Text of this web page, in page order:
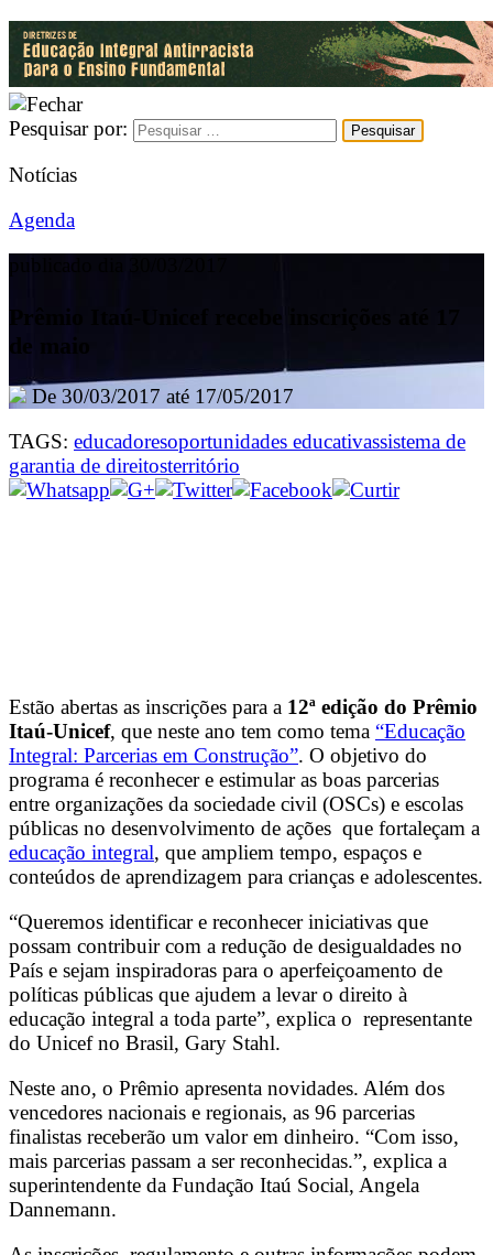
Pesquisar por:
Notícias
Agenda
publicado dia 30/03/2017
Prêmio Itaú-Unicef recebe inscrições até 17
de maio
De 30/03/2017 até 17/05/2017
TAGS: educadoresoportunidades educativassistema de
garantia de direitosterritório
Estão abertas as inscrições para a 12ª edição do Prêmio
Itaú-Unicef, que neste ano tem como tema “Educação
Integral: Parcerias em Construção”. O objetivo do
programa é reconhecer e estimular as boas parcerias
entre organizações da sociedade civil (OSCs) e escolas
públicas no desenvolvimento de ações que fortaleçam a
educação integral, que ampliem tempo, espaços e
conteúdos de aprendizagem para crianças e adolescentes.
“Queremos identificar e reconhecer iniciativas que
possam contribuir com a redução de desigualdades no
País e sejam inspiradoras para o aperfeiçoamento de
políticas públicas que ajudem a levar o direito à
educação integral a toda parte”, explica o representante
do Unicef no Brasil, Gary Stahl.
Neste ano, o Prêmio apresenta novidades. Além dos
vencedores nacionais e regionais, as 96 parcerias
finalistas receberão um valor em dinheiro. “Com isso,
mais parcerias passam a ser reconhecidas.”, explica a
superintendente da Fundação Itaú Social, Angela
Dannemann.